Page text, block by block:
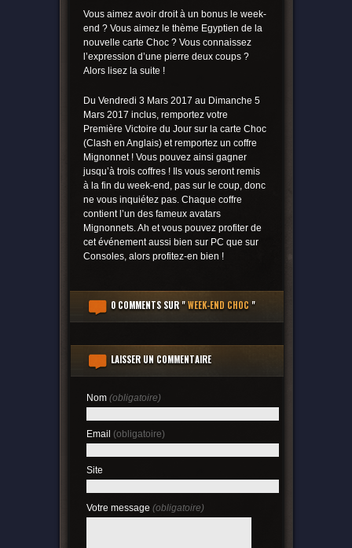
Vous aimez avoir droit à un bonus le week-
end ? Vous aimez le thème Egyptien de la
nouvelle carte Choc ? Vous connaissez
l’expression d’une pierre deux coups ?
Alors lisez la suite !
Du Vendredi 3 Mars 2017 au Dimanche 5
Mars 2017 inclus, remportez votre
Première Victoire du Jour sur la carte Choc
(Clash en Anglais) et remportez un coffre
Mignonnet ! Vous pouvez ainsi gagner
jusqu’à trois coffres ! Ils vous seront remis
à la fin du week-end, pas sur le coup, donc
ne vous inquiétez pas. Chaque coffre
contient l’un des fameux avatars
Mignonnets. Ah et vous pouvez profiter de
cet événement aussi bien sur PC que sur
Consoles, alors profitez-en bien !
0 COMMENTSSUR "WEEK-END CHOC "
LAISSER UN COMMENTAIRE
Nom (obligatoire)
Email (obligatoire)
Site
Votre message (obligatoire)